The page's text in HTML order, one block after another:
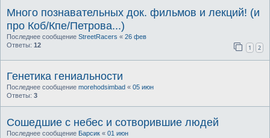
Много познавательных док. фильмов и лекций! (и
про Коб/Кпе/Петрова...)
Последнее сообщение StreetRacers « 26 фев
Ответы: 12 1 2
Генетика гениальности
Последнее сообщение morehodsimbad « 05 июн
Ответы: 3
Сошедшие с небес и сотворившие людей
Последнее сообщение Барсик « 01 июн